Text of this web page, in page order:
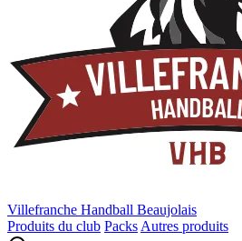
Villefranche Handball Beaujolais
Produits du club Packs Autres produits